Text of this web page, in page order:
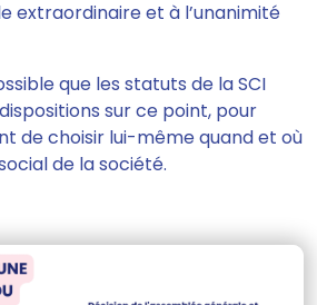
extraordinaire et à l’unanimité
que les statuts de la SCI
sur ce point, pour
de choisir lui-même quand et où
de la société.